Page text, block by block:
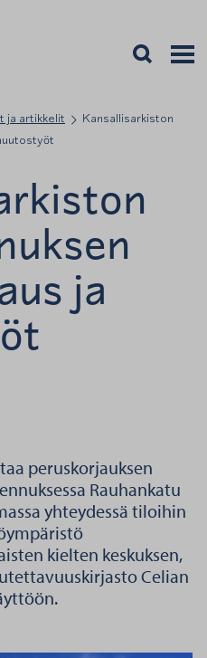
Avaa hakuAvaa
ja artikkelit
Kansallisarkiston
ja
peruskorjauksen
Rauhankatu
yhteydessä tiloihin
kielten keskuksen,
Celian